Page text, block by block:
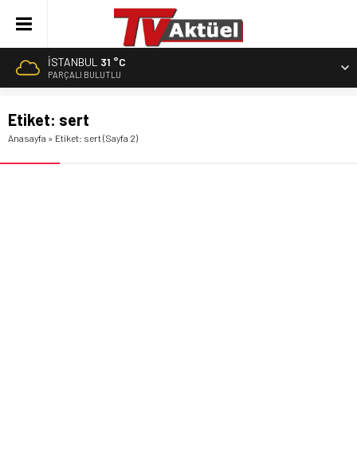
İSTANBUL 31 °C
PARÇALI BULUTLU
Etiket: sert
Anasayfa » Etiket: sert(Sayfa 2)